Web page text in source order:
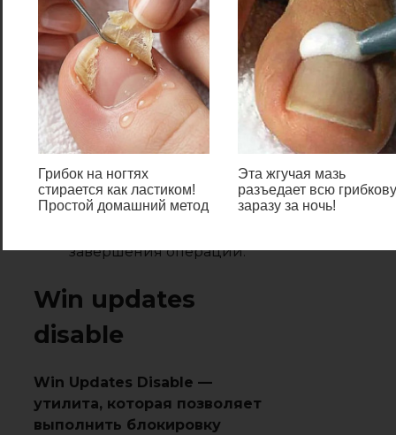
Запустить приложение, в
приветственном окне
нажать
Далее.
Выбрать пунктHide
updates.
В списке доступных для
отмены патчей поставить
флажки напротив
нежелательных.
завершения операции.
Win updates
disable
Win Updates Disable —
утилита, которая позволяет
выполнить блокировку
Грибок на ногтях
стирается как ластиком!
Простой домашний метод
Эта жгучая мазь
разъедает всю
заразу за ночь!